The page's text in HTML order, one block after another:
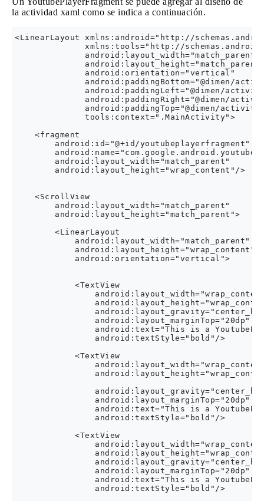
la actividad xaml como se indica a continuación.
<LinearLayout xmlns:android="http://
xmlns:tools="http://
              android:layout_width="match_parent"
              android:orientation="vertical"
android:paddingBottom="@dimen/
android:paddingLeft="@dimen/
android:paddingRight="@dimen/
android:paddingTop="@dimen/
              tools:context=".MainActivity">
    <fragment
        android:id="@+id/youtubeplayerfragment"
        android:layout_width="match_parent"
        android:layout_height="wrap_content"/>
    <ScrollView
        android:layout_width="match_parent"
        android:layout_height="match_parent">
        <LinearLayout
            android:layout_width="match_parent"
            android:layout_height="wrap_content"
            android:orientation="vertical">
            <TextView
                android:layout_marginTop="20dp"
android:text="This is a
                android:textStyle="bold"/>
            <TextView
                android:layout_marginTop="20dp"
android:text="This is a
                android:textStyle="bold"/>
            <TextView
                android:layout_marginTop="20dp"
android:text="This is a
                android:textStyle="bold"/>